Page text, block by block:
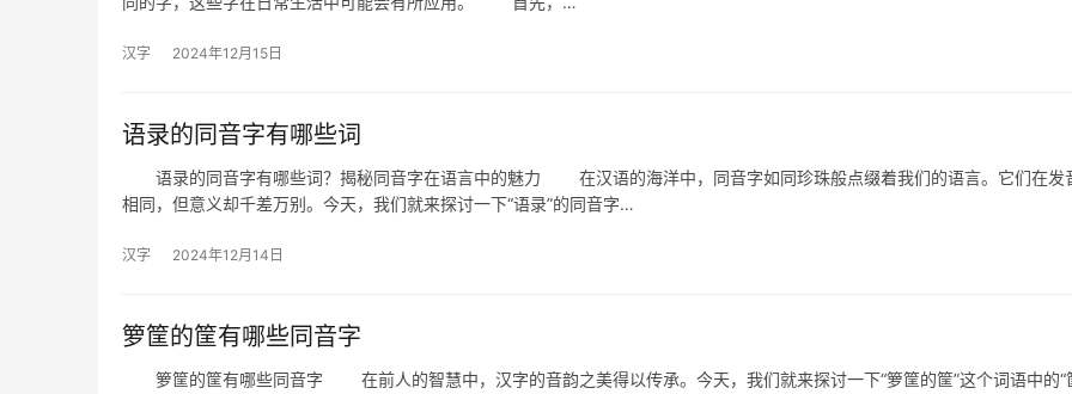
汉字 2024年12月15日
语录的同音字有哪些词
语录的同音字有哪些词？揭秘同音字在语言中的魅力 在汉语的海洋中，同音字如同珍珠般点缀着我们的语言。它们在发
相同，但意义却千差万别。今天，我们就来探讨一下“语录”的同音字…
汉字 2024年12月14日
箩筐的筐有哪些同音字
箩筐的筐有哪些同音字 在前人的智慧中，汉字的音韵之美得以传承。今天，我们就来探讨一下“箩筐的筐”这个词语中的“